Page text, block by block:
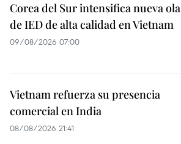
Corea del Sur intensifica nueva ola
de IED de alta calidad en Vietnam
09/08/2026 07:00
Vietnam refuerza su presencia
comercial en India
08/08/2026 21:41